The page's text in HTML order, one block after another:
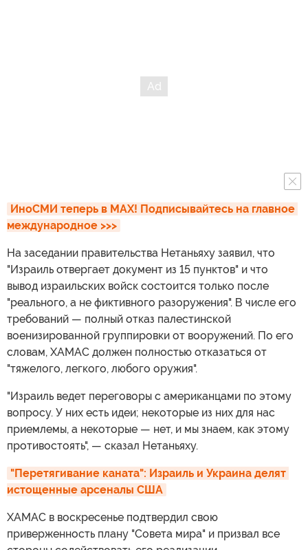
ИноСМИ теперь в MAX! Подписывайтесь на главное
международное >>>
На заседании правительства Нетаньяху заявил, что
"Израиль отвергает документ из 15 пунктов" и что
вывод израильских войск состоится только после
"реального, а не фиктивного разоружения". В числе его
требований — полный отказ палестинской
военизированной группировки от вооружений. По его
словам, ХАМАС должен полностью отказаться от
"тяжелого, легкого, любого оружия".
"Израиль ведет переговоры с американцами по этому
вопросу. У них есть идеи; некоторые из них для нас
приемлемы, а некоторые — нет, и мы знаем, как этому
противостоять", — сказал Нетаньяху.
"Перетягивание каната": Израиль и Украина делят
истощенные арсеналы США
ХАМАС в воскресенье подтвердил свою
приверженность плану "Совета мира" и призвал все